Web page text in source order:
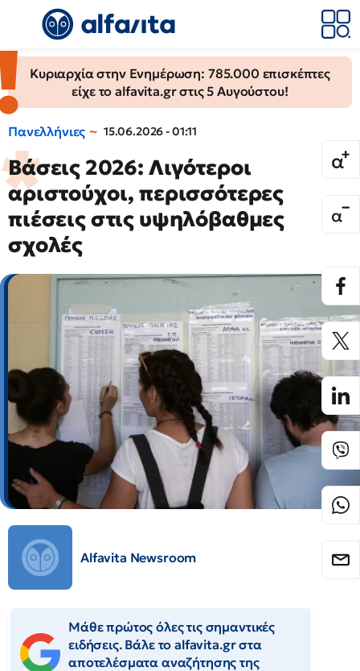
Κυριαρχία στην Ενημέρωση: 785.000 επισκέπτες
είχε το alfavita.gr στις 5 Αυγούστου!
Πανελλήνιες 15.06.2026 - 01:11
Βάσεις 2026: Λιγότεροι
αριστούχοι, περισσότερες
πιέσεις στις υψηλόβαθμες
σχολές
Alfavita Newsroom
Μάθε πρώτος όλες τις σημαντικές
ειδήσεις. Βάλε το alfavita.gr στα
αποτελέσματα αναζήτησης της